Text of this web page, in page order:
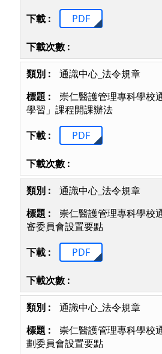
PDF
通識中心_法令規章
崇仁醫護管理專科學校
學習」課程開課辦法
PDF
通識中心_法令規章
崇仁醫護管理專科學校
審委員會設置要點
PDF
通識中心_法令規章
崇仁醫護管理專科學校
劃委員會設置要點